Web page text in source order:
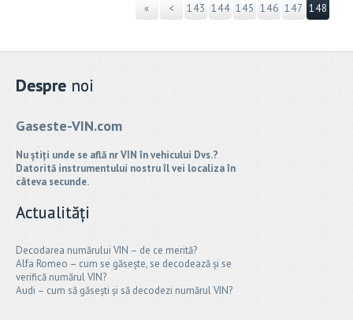
« < 143 144 145 146 147 148
Despre noi
Gaseste-VIN.com
Nu știți unde se află nr VIN în vehicului Dvs.?
Datorită instrumentului nostru îl vei localiza în
câteva secunde.
Actualități
Decodarea numărului VIN – de ce merită?
Alfa Romeo – cum se găsește, se decodează și se
verifică numărul VIN?
Audi – cum să găsești și să decodezi numărul VIN?